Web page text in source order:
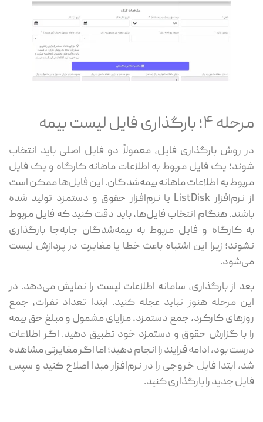
مرحله ۴؛ بارگذاری فایل لیست بیمه
در روش بارگذاری فایل، معمولاً دو فایل اصلی باید انتخاب
شوند؛ یک فایل مربوط به اطلاعات ماهانه کارگاه و یک فایل
مربوط به اطلاعات ماهانه بیمه‌شدگان. این فایل‌ها ممکن است
از نرم‌افزار ListDisk یا نرم‌افزار حقوق و دستمزد تولید شده
باشند. هنگام انتخاب فایل‌ها، باید دقت کنید که فایل مربوط
به کارگاه و فایل مربوط به بیمه‌شدگان جابه‌جا بارگذاری
نشوند؛ زیرا این اشتباه باعث خطا یا مغایرت در پردازش لیست
می‌شود.
بعد از بارگذاری، سامانه اطلاعات لیست را نمایش می‌دهد. در
این مرحله هنوز نباید عجله کنید. ابتدا تعداد نفرات، جمع
روزهای کارکرد، جمع دستمزد، مزایای مشمول و مبلغ حق بیمه
را با گزارش حقوق و دستمزد خود تطبیق دهید. اگر اطلاعات
درست بود، ادامه فرایند را انجام دهید؛ اما اگر مغایرتی مشاهده
شد، ابتدا فایل خروجی را در نرم‌افزار مبدا اصلاح کنید و سپس
فایل جدید را بارگذاری کنید.